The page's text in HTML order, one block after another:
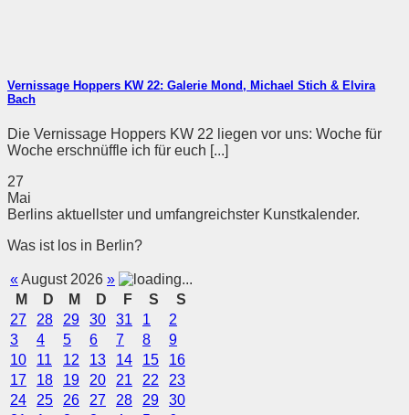
Vernissage Hoppers KW 22: Galerie Mond, Michael Stich & Elvira
Bach
Die Vernissage Hoppers KW 22 liegen vor uns: Woche für
Woche erschnüffle ich für euch [...]
27
Mai
Berlins aktuellster und umfangreichster Kunstkalender.
Was ist los in Berlin?
«August 2026 »
M
D M D F S
S
27
28 29 30 31 1
2
3
4 5 6 7 8
9
10
11 12 13 14 15
16
17
18 19 20 21 22
23
24
25 26 27 28 29
30